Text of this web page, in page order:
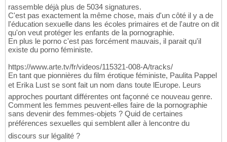
rassemble déjà plus de 5034 signatures.
C'est pas exactement la même chose, mais d'un côté il y a de
l'éducation sexuelle dans les écoles primaires et de l'autre on dit
qu'on veut protéger les enfants de la pornographie.
En plus le porno c'est pas forcément mauvais, il parait qu'il
existe du porno féministe.
https://www.arte.tv/fr/videos/115321-008-A/tracks/
En tant que pionnières du film érotique féministe, Paulita Pappel
et Erika Lust se sont fait un nom dans toute lEurope. Leurs
approches pourtant différentes ont façonné ce nouveau genre.
Comment les femmes peuvent-elles faire de la pornographie
sans devenir des femmes-objets ? Quid de certaines
préférences sexuelles qui semblent aller à lencontre du
discours sur légalité ?